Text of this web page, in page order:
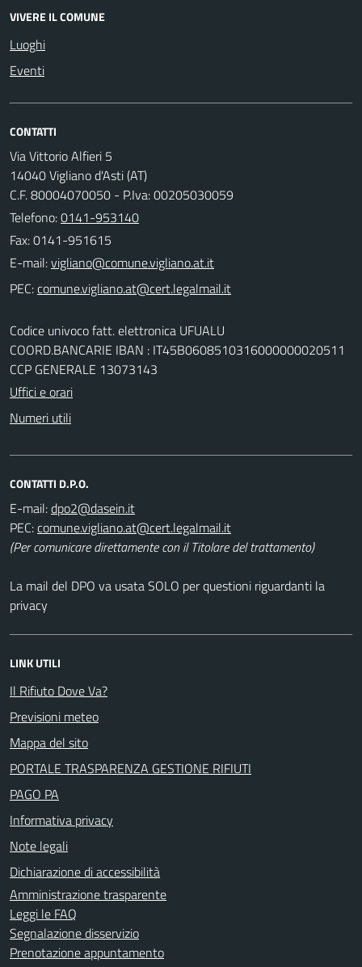
VIVERE IL COMUNE
Luoghi
Eventi
CONTATTI
Via Vittorio Alfieri 5
14040 Vigliano d'Asti (AT)
C.F. 80004070050 - P.Iva: 00205030059
Telefono:0141-953140
Fax: 0141-951615
E-mail:
PEC:
Codice univoco fatt. elettronica UFUALU
COORD.BANCARIE IBAN : IT45B0608510316000000020511
CCP GENERALE 13073143
Uffici e orari
Numeri utili
CONTATTI D.P.O.
E-mail:
PEC:
(Per comunicare direttamente con il Titolare del trattamento)
La mail del DPO va usata SOLO per questioni riguardanti la
privacy
LINK UTILI
Il Rifiuto Dove Va?
Previsioni meteo
Mappa del sito
PORTALE TRASPARENZA GESTIONE RIFIUTI
PAGO PA
Informativa privacy
Note legali
Dichiarazione di accessibilità
Amministrazione trasparente
Leggi le FAQ
Segnalazione disservizio
Prenotazione appuntamento